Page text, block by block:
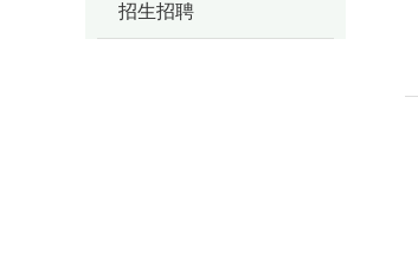
招生招聘